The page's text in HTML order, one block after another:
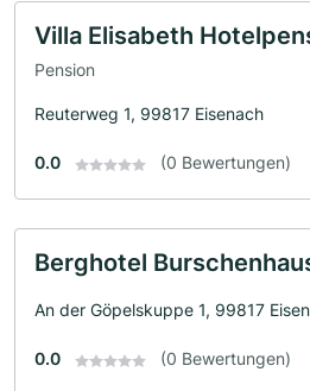
Villa Elisabeth
Pension
Reuterweg 1, 99817 Eisenach
0.0 (0 Bewertungen)
Berghotel
An der Göpelskuppe 1, 99817
0.0 (0 Bewertungen)